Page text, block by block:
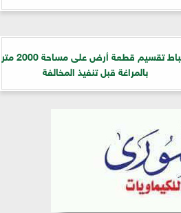
إحباط تقسيم قطعة أرض على مساحة 2000 متر
بالمراغة قبل تنفيذ المخالفة